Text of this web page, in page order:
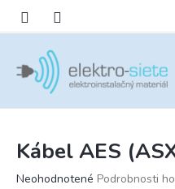
obsah
Kábel AES
Priemerné
Neohodnotené Podrobnosti